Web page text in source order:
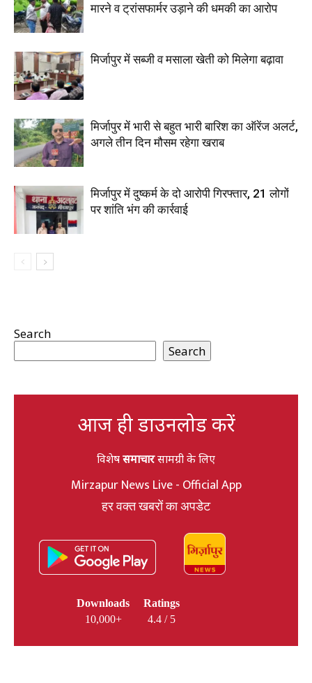
मारने व ट्रांसफार्मर उड़ाने की धमकी का आरोप
मिर्जापुर में सब्जी व मसाला खेती को मिलेगा बढ़ावा
मिर्जापुर में भारी से बहुत भारी बारिश का ऑरेंज अलर्ट,
अगले तीन दिन मौसम रहेगा खराब
मिर्जापुर में दुष्कर्म के दो आरोपी गिरफ्तार, 21 लोगों
पर शांति भंग की कार्रवाई
Search
Search
आज ही डाउनलोड करें
विशेषसमाचारसामग्री के लिए
Mirzapur News Live - Official App
हर वक्त खबरों का अपडेट
Downloads
10,000+
Ratings
4.4 / 5